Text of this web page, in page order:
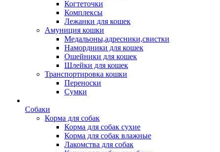
Когтеточки
Комплексы
Лежанки для кошек
Амуниция кошки
Медальоны,адресники,свистки
Намордники для кошек
Ошейники для кошек
Шлейки для кошек
Транспортировка кошки
Переноски
Сумки
Собаки
Корма для собак
Корма для собак сухие
Корма для собак влажные
Лакомства для собак